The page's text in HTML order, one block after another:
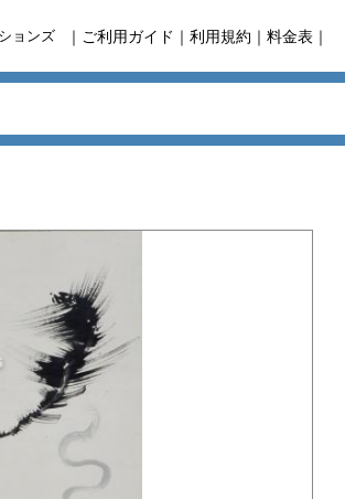
ョンズ ｜ ご利用ガイド ｜ 利用規約 ｜ 料金表 ｜